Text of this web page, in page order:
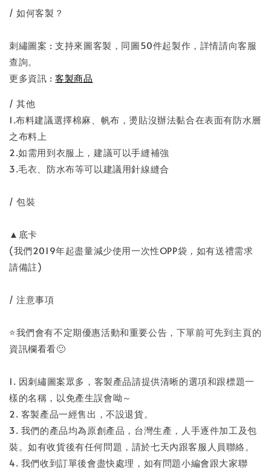
/ 如何客製？
刺繡圖案 : 支持來圖客製，同圖50件起製作，詳情請向客服
查詢。
更多資訊 :客製商品
/ 其他
1.布料建議選擇棉麻、帆布，燙貼沒辦法黏合在表面有防水層
之布料上
2.如需用到衣服上，建議可以手縫補強
3.毛衣、防水布等可以建議用針線縫合
/ 包裝
▲底卡
(我們2019年起盡量減少使用一次性OPP袋，如有送禮需求
請備註)
/ 注意事項
⭐️我們會有不定期優惠活動和重要公告，下單前可先到主頁的
資訊欄看看🙂
1. 因刺繡圖案眾多，客製產品請提供清晰的選項和跟標題一
樣的名稱，以免產生誤會呦～
2. 客製產品一經售出，不設退貨。
3. 我們的產品均為原創產品，台灣生產，人手逐件加工及包
裝。如有收貨後有任何問題，請於七天內跟客服人員聯絡。
4. 我們收到訂單後會盡快處理，如有問題小編會跟大家聯